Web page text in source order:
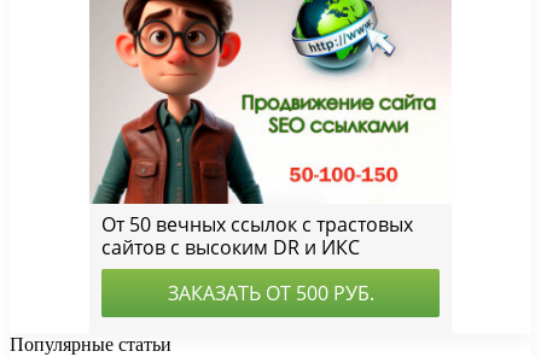
Популярные статьи